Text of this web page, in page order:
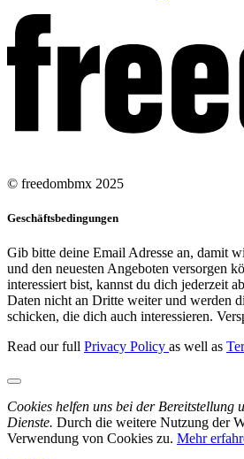
© freedombmx 2025
Geschäftsbedingungen
Gib bitte deine Email Adresse an, damit
und den neuesten Angeboten versorgen
interessiert bist, kannst du dich jederzeit
Daten nicht an Dritte weiter und werden
schicken, die dich auch interessieren.
Read our full Privacy Policy as well as
Cookies helfen uns bei der Bereitstellung
Dienste. Durch die weitere Nutzung der
Verwendung von Cookies zu. Mehr